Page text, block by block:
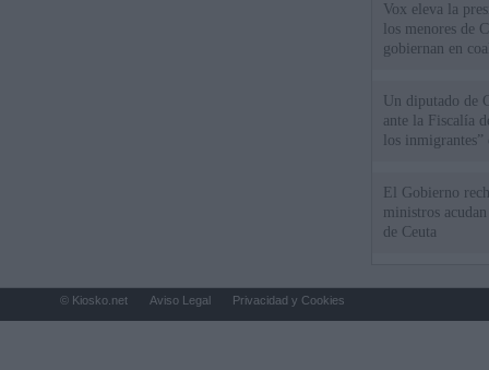
Vox eleva la
los menores de
gobiernan en
Un diputado de
ante la Fiscalía
los inmigrantes”
El Gobierno
ministros
de Ceuta
© Kiosko.net Aviso Legal Privacidad y Cookies